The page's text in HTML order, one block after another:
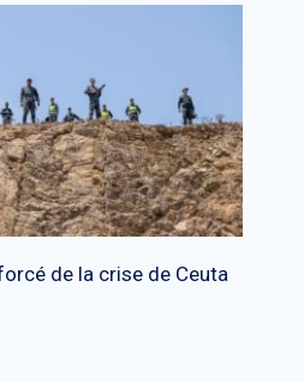
de la crise de Ceuta